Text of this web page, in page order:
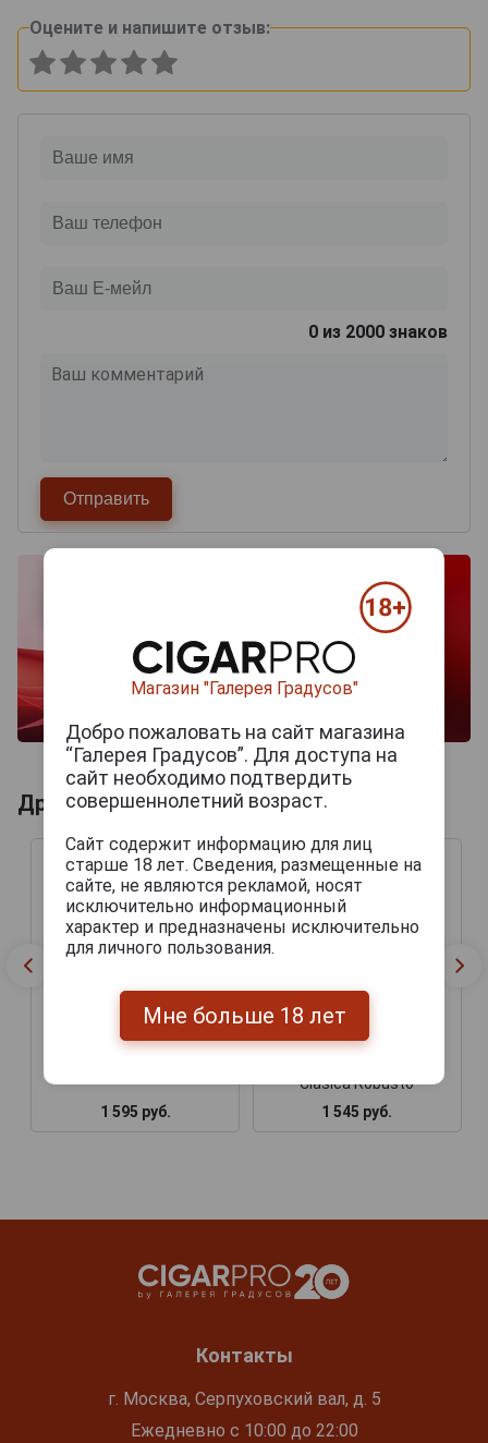
Оцените и напишите отзыв:
0 из 2000 знаков
Другие продукты бренда ALFAMBRA
1 595 руб.
Clasica Robusto
1 545 руб.
Контакты
г. Москва, Серпуховский вал, д. 5
Ежедневно с 10:00 до 22:00
Магазин "Галерея Градусов"
Добро пожаловать на сайт магазина
“Галерея Градусов”. Для доступа на
сайт необходимо подтвердить
совершеннолетний возраст.
Сайт содержит информацию для лиц
старше 18 лет. Сведения, размещенные на
сайте, не являются рекламой, носят
исключительно информационный
характер и предназначены исключительно
для личного пользования.
Мне больше 18 лет